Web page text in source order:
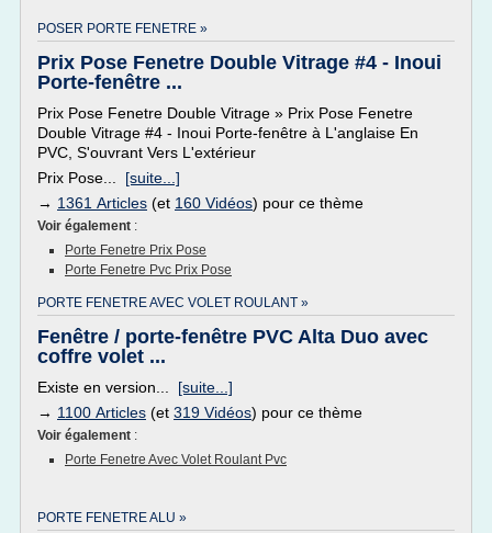
POSER PORTE FENETRE »
Prix Pose Fenetre Double Vitrage #4 - Inoui
Porte-fenêtre ...
Prix Pose Fenetre Double Vitrage » Prix Pose Fenetre
Double Vitrage #4 - Inoui Porte-fenêtre à L'anglaise En
PVC, S'ouvrant Vers L'extérieur
Prix Pose... [suite...]
→ 1361 Articles (et 160 Vidéos) pour ce thème
Voir également :
Porte Fenetre Prix Pose
Porte Fenetre Pvc Prix Pose
PORTE FENETRE AVEC VOLET ROULANT »
Fenêtre / porte-fenêtre PVC Alta Duo avec
coffre volet ...
Existe en version... [suite...]
→ 1100 Articles (et 319 Vidéos) pour ce thème
Voir également :
Porte Fenetre Avec Volet Roulant Pvc
PORTE FENETRE ALU »